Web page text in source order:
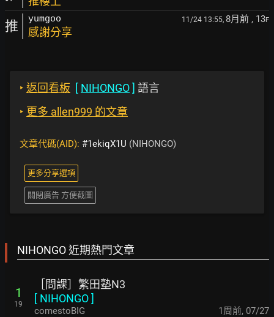
推 yumgoo 11/24 13:55, 8月前 , 13F
感謝分享
‣ 返回看板 [ NIHONGO] 語言
‣ 更多 allen999 的文章
文章代碼(AID): #1ekiqX1U (NIHONGO)
更多分享選項
關閉廣告 方便截圖
NIHONGO 近期熱門文章
1
19
［問課］繁田塾N3
[ NIHONGO]
comestoBIG 1周前, 07/27